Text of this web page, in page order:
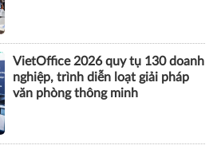
VietOffice 2026 quy tụ 130 doanh
nghiệp, trình diễn loạt giải pháp
văn phòng thông minh